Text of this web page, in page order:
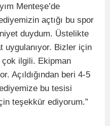
Menteşe’de
açtığı bu spor
duydum. Üstelikte
uygulanıyor. Bizler için
ilgili. Ekipman
Açıldığından beri 4-5
bu tesisi
teşekkür ediyorum.”